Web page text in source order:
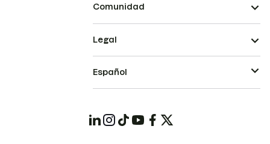
Comunidad
Legal
Español